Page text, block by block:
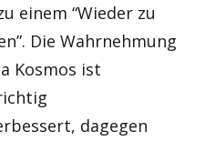
einem “Wieder zu
Die Wahrnehmung
Kosmos ist
dagegen